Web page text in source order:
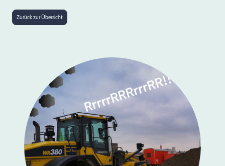
Zurück zur Übersicht